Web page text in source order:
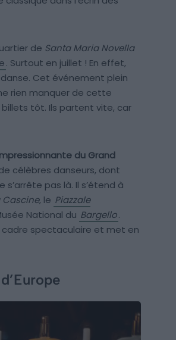
de Santa Maria Novella
. Surtout en juillet ! En effet,
Cet événement plein
rien manquer de cette
tôt. Ils partent vite, car
du Grand
célèbres danseurs, dont
pas là. Il s’étend à
, le Piazzale
National du Bargello.
cadre spectaculaire et met en